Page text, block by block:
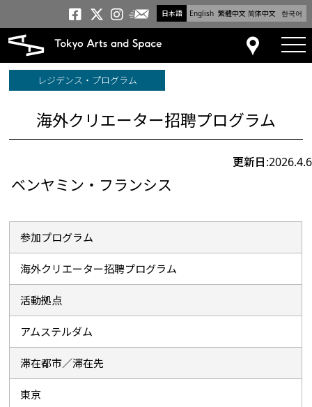
日本語 English 繁體中文 简体中文 한국어
トーキョーアーツアンド
トーキョーアーツアンド
トーキョーアーツア
メールニュース
アクセス
レジデンス・プログラム
海外クリエーター招聘プログラム
更新日:2026.4.6
ベンヤミン・フランシス
参加プログラム
海外クリエーター招聘プログラム
活動拠点
アムステルダム
滞在都市／滞在先
東京